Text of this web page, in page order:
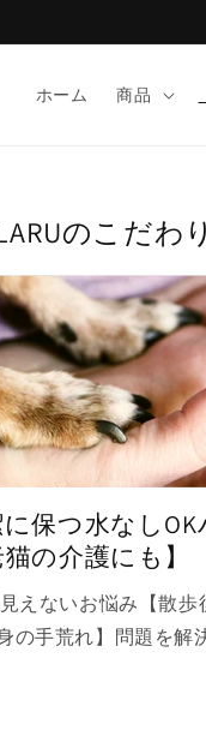
ホーム 商品
のこだわり
保つ水なし
の介護にも】
えないお悩み【散歩
の手荒れ】問題を解